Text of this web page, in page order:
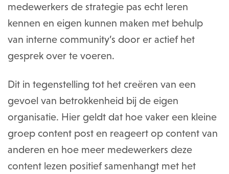
medewerkers de strategie pas echt leren
kennen en eigen kunnen maken met behulp
van interne community’s door er actief het
gesprek over te voeren.
Dit in tegenstelling tot het creëren van een
gevoel van betrokkenheid bij de eigen
organisatie. Hier geldt dat hoe vaker een kleine
groep content post en reageert op content van
anderen en hoe meer medewerkers deze
content lezen positief samenhangt met het